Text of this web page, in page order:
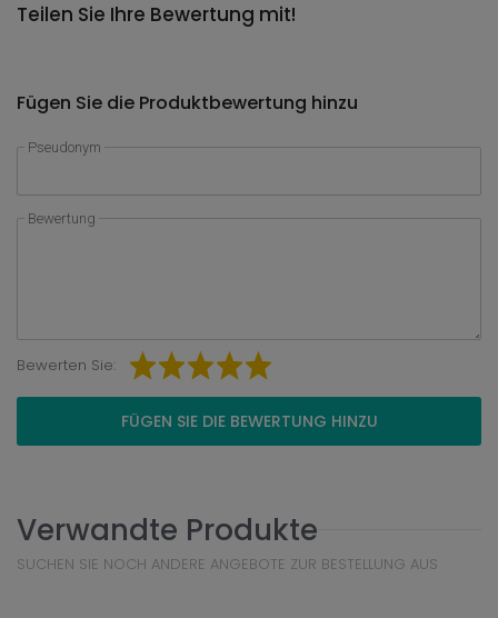
Teilen Sie Ihre Bewertung mit!
Fügen Sie die Produktbewertung hinzu
Pseudonym
Bewertung
Bewerten Sie:
FÜGEN SIE DIE BEWERTUNG HINZU
Verwandte Produkte
SUCHEN SIE NOCH ANDERE ANGEBOTE ZUR BESTELLUNG AUS